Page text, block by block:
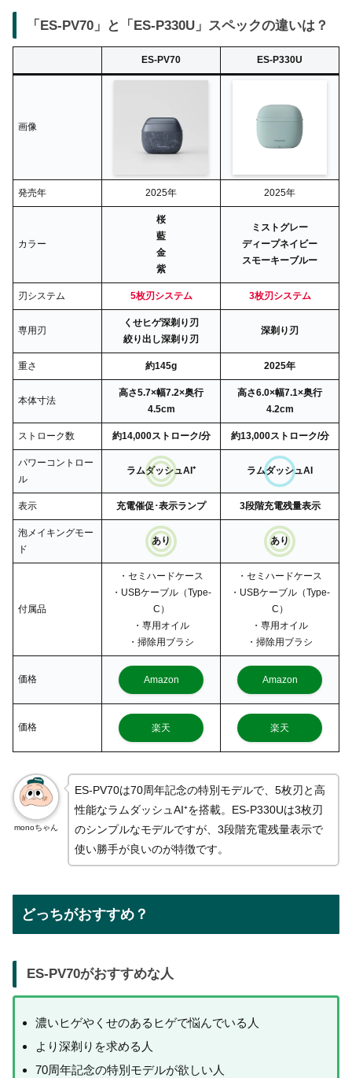
「ES-PV70」と「ES-P330U」スペックの違いは？
ES-PV70 ES-P330U
画像
発売年 2025年 2025年
カラー
桜
藍
金
紫
ミストグレー
ディープネイビー
スモーキーブルー
刃システム 5枚刃システム 3枚刃システム
専用刃
くせヒゲ深剃り刃
絞り出し深剃り刃
深剃り刃
重さ 約145g 2025年
本体寸法
高さ5.7×幅7.2×奥行
4.5cm
高さ6.0×幅7.1×奥行
4.2cm
ストローク数 約14,000ストローク/分 約13,000ストローク/分
パワーコントロー
ル
ラムダッシュAI⁺ ラムダッシュAI
表示 充電催促･表示ランプ 3段階充電残量表示
泡メイキングモー
ド
あり あり
付属品
・セミハードケース
・USBケーブル（Type-
C）
・専用オイル
・掃除用ブラシ
・セミハードケース
・USBケーブル（Type-
C）
・専用オイル
・掃除用ブラシ
価格 Amazon Amazon
価格 楽天 楽天
monoちゃん
ES-PV70は70周年記念の特別モデルで、5枚刃と高
性能なラムダッシュAI⁺を搭載。ES-P330Uは3枚刃
のシンプルなモデルですが、3段階充電残量表示で
使い勝手が良いのが特徴です。
どっちがおすすめ？
ES-PV70がおすすめな人
濃いヒゲやくせのあるヒゲで悩んでいる人
より深剃りを求める人
70周年記念の特別モデルが欲しい人